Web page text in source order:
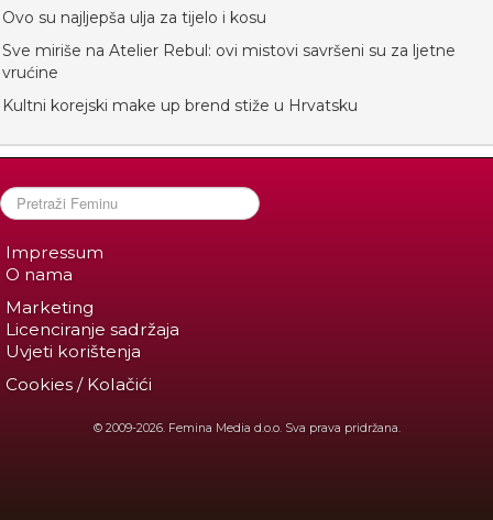
Ovo su najljepša ulja za tijelo i kosu
Sve miriše na Atelier Rebul: ovi mistovi savršeni su za ljetne
vrućine
Kultni korejski make up brend stiže u Hrvatsku
Impressum
O nama
Marketing
Licenciranje sadržaja
Uvjeti korištenja
Cookies / Kolačići
© 2009-2026. Femina Media d.o.o. Sva prava pridržana.